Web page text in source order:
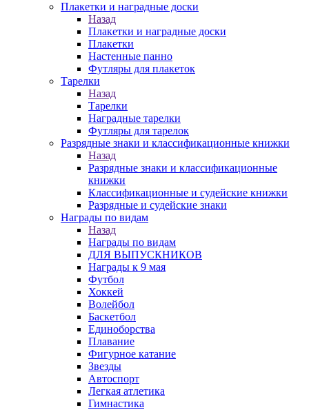
Плакетки и наградные доски
Назад
Плакетки и наградные доски
Плакетки
Настенные панно
Футляры для плакеток
Тарелки
Назад
Тарелки
Наградные тарелки
Футляры для тарелок
Разрядные знаки и классификационные книжки
Назад
Разрядные знаки и классификационные
книжки
Классификационные и судейские книжки
Разрядные и судейские знаки
Награды по видам
Назад
Награды по видам
ДЛЯ ВЫПУСКНИКОВ
Награды к 9 мая
Футбол
Хоккей
Волейбол
Баскетбол
Единоборства
Плавание
Фигурное катание
Звезды
Автоспорт
Легкая атлетика
Гимнастика